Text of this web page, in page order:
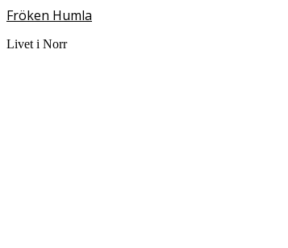
Fröken Humla
Livet i Norr